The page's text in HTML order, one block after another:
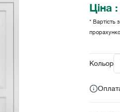
Ціна
* Вартість
Кольори: